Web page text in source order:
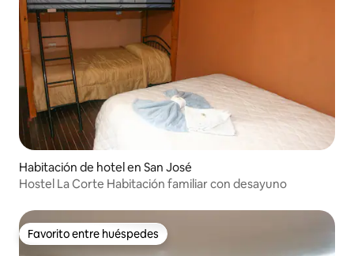
Habitación de hotel en San José
Hostel La Corte Habitación familiar con desayuno
Favorito entre huéspedes
Favorito entre huéspedes